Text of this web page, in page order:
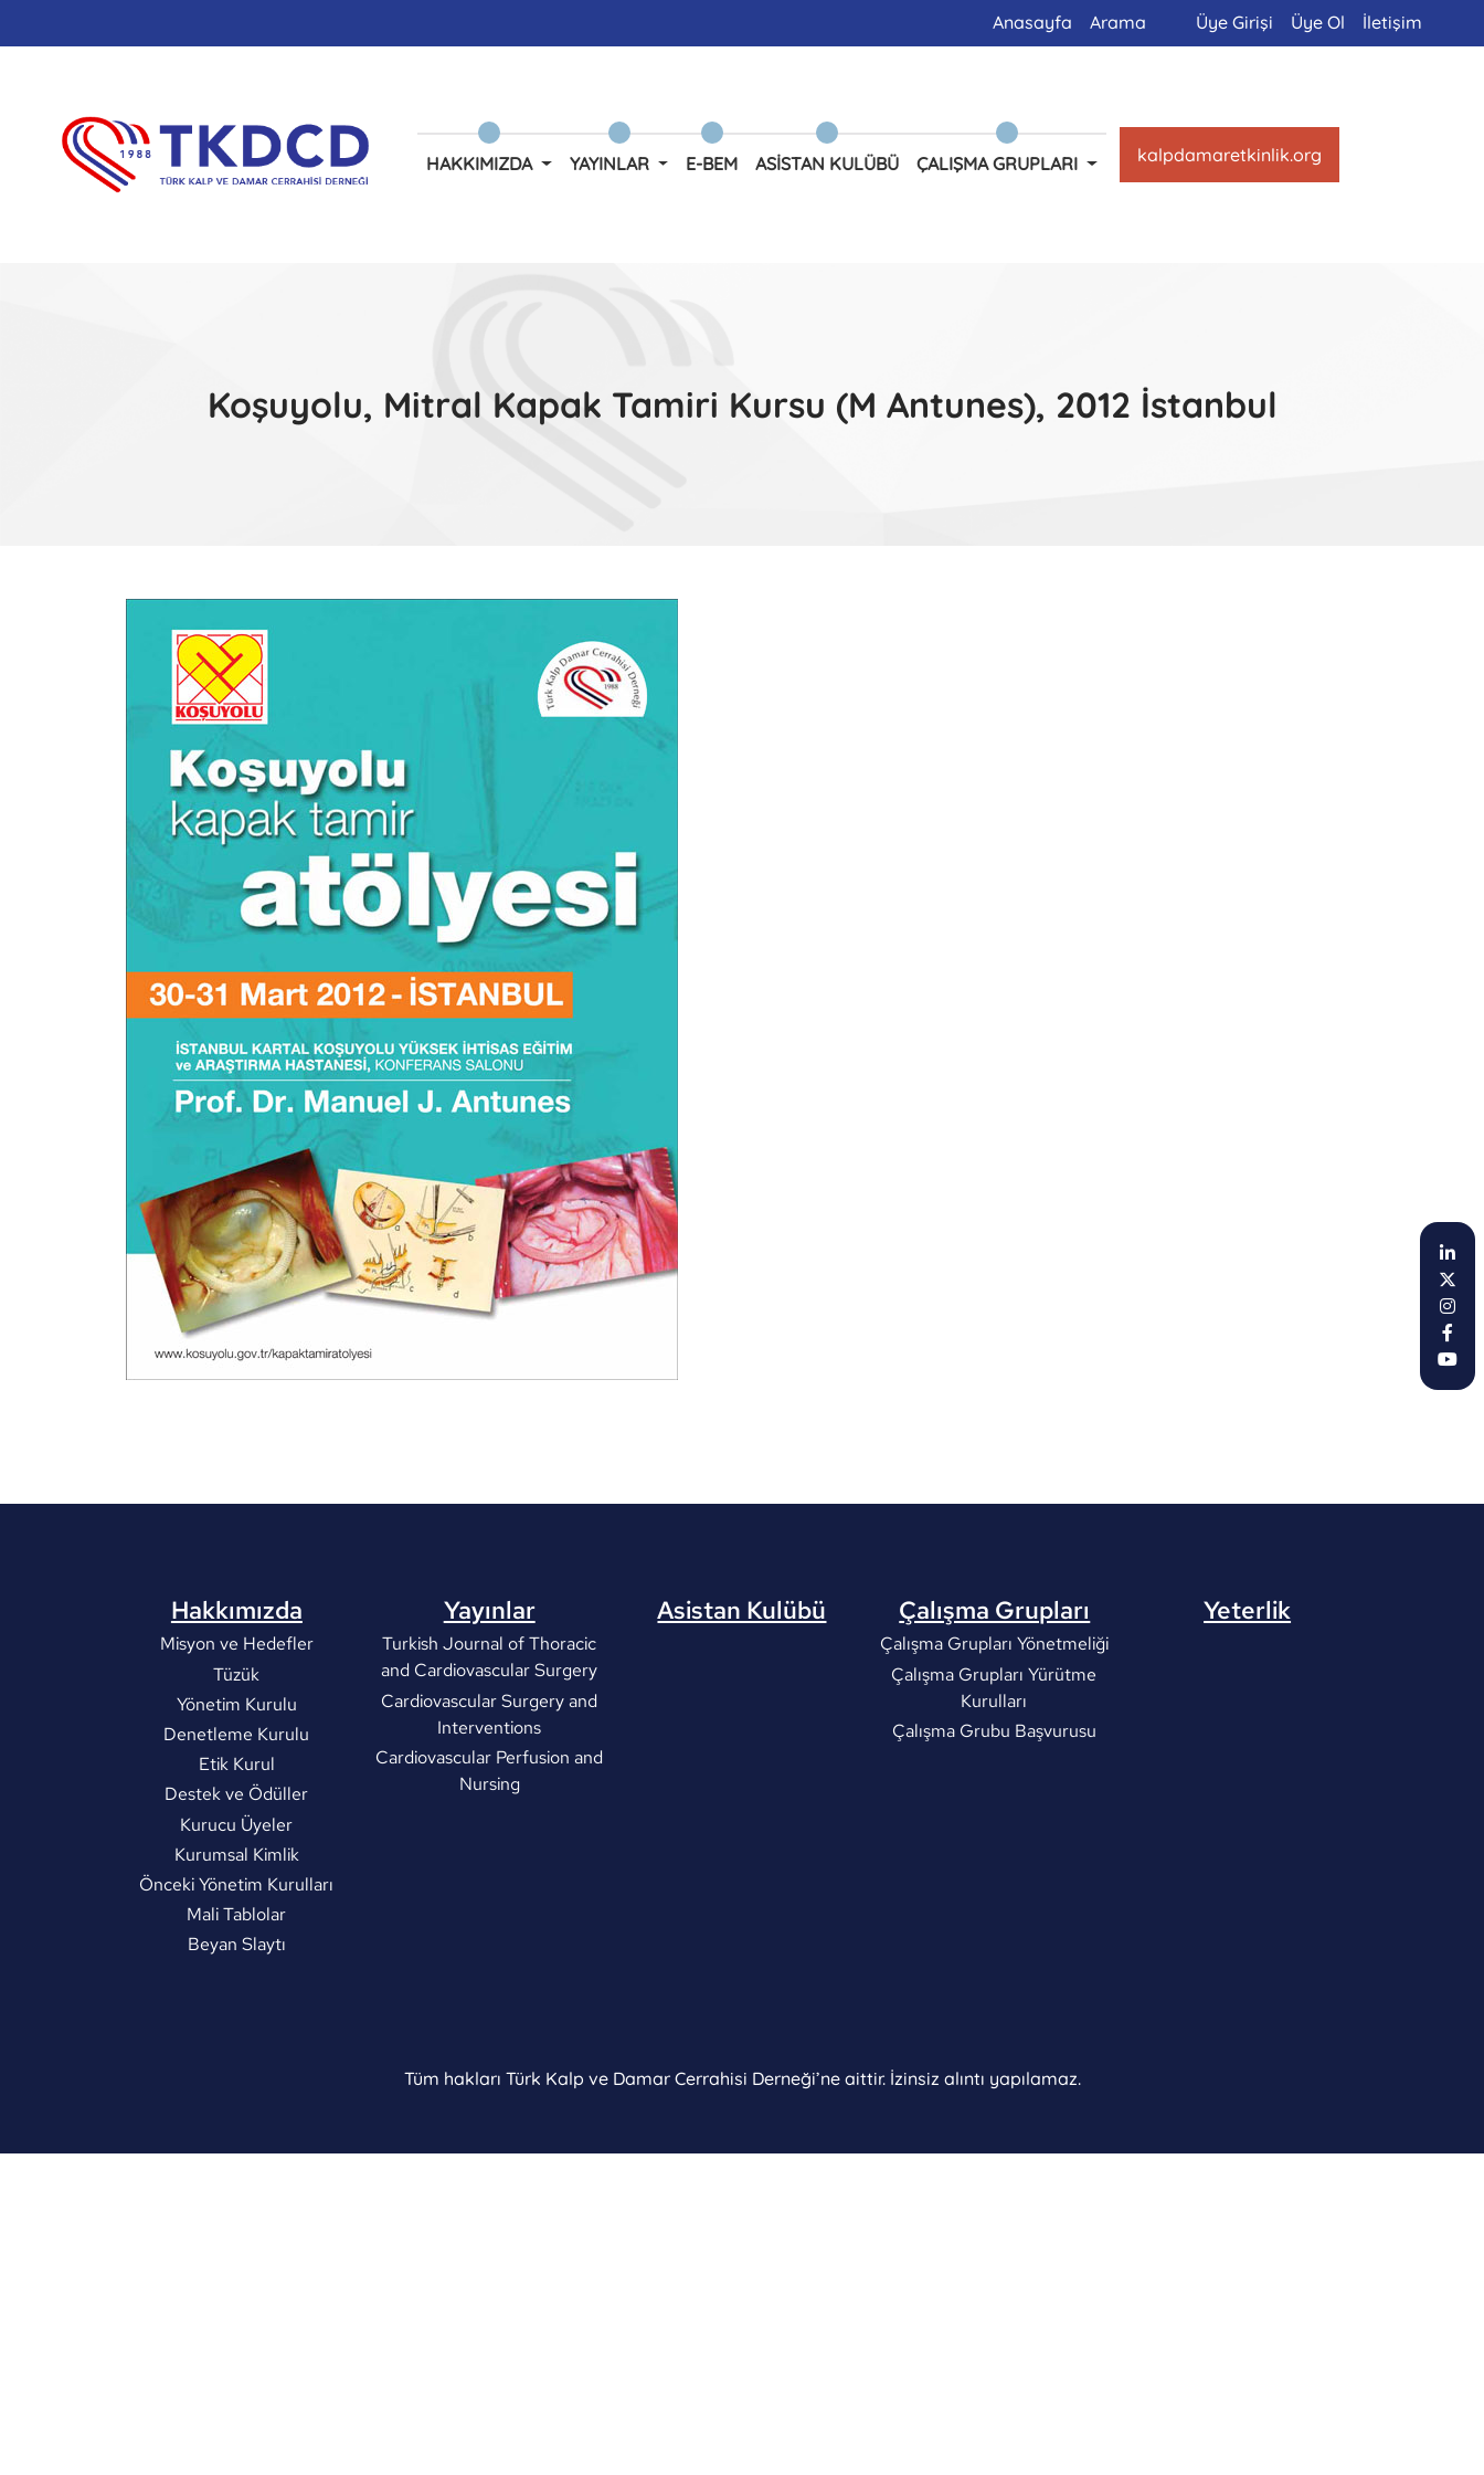
Anasayfa Arama Üye Girişi Üye Ol İletişim
HAKKIMIZDA YAYINLAR E-BEM ASISTAN KULÜBÜ ÇALIŞMA GRUPLARI kalpdamaretkinlik.org
Koşuyolu, Mitral Kapak Tamiri Kursu (M Antunes), 2012 İstanbul
Hakkımızda
Misyon ve Hedefler
Tüzük
Yönetim Kurulu
Denetleme Kurulu
Etik Kurul
Destek ve Ödüller
Kurucu Üyeler
Kurumsal Kimlik
Önceki Yönetim Kurulları
Mali Tablolar
Beyan Slaytı
Yayınlar
Turkish Journal of Thoracic
and Cardiovascular Surgery
Cardiovascular Surgery and
Interventions
Cardiovascular Perfusion and
Nursing
Asistan Kulübü Çalışma Grupları
Çalışma Grupları Yönetmeliği
Çalışma Grupları Yürütme
Kurulları
Çalışma Grubu Başvurusu
Yeterlik
Tüm hakları Türk Kalp ve Damar Cerrahisi Derneği’ne aittir. İzinsiz alıntı yapılamaz.